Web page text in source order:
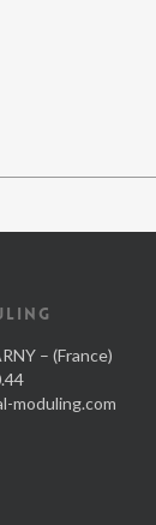
– (France)
moduling.com